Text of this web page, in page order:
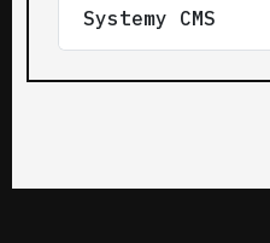
Systemy CMS